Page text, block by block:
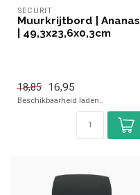
SECURIT
Muurkrijtbord | Ananas
| 49,3x23,6x0,3cm
18,85 16,95
Beschikbaarheid laden..